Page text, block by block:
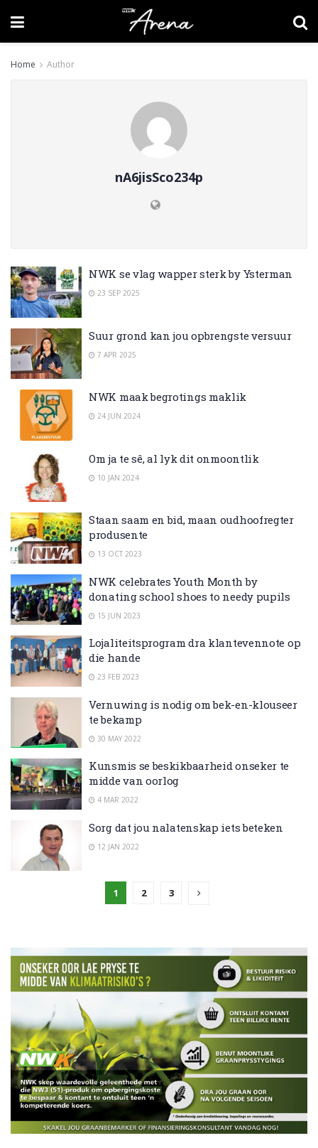
Home Author
nA6jisSco234p
NWK se vlag wapper sterk by Ysterman
23 SEP 2025
Suur grond kan jou opbrengste versuur
7 APR 2025
NWK maak begrotings maklik
24 JUN 2024
Om ja te sê, al lyk dit onmoontlik
10 JAN 2024
Staan saam en bid, maan oudhoofregter
produsente
13 OCT 2023
NWK celebrates Youth Month by
donating school shoes to needy pupils
15 JUN 2023
Lojaliteitsprogram dra klantevennote op
die hande
23 FEB 2023
Vernuwing is nodig om bek-en-klouseer
te bekamp
30 MAY 2022
Kunsmis se beskikbaarheid onseker te
midde van oorlog
4 MAR 2022
Sorg dat jou nalatenskap iets beteken
12 JAN 2022
1 2 3